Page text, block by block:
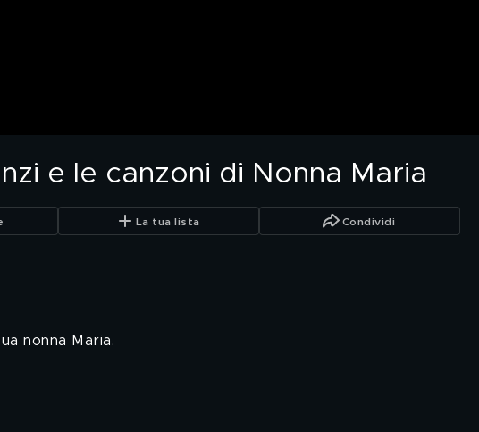
e le canzoni di Nonna Maria
La tua lista Condividi
nonna Maria.